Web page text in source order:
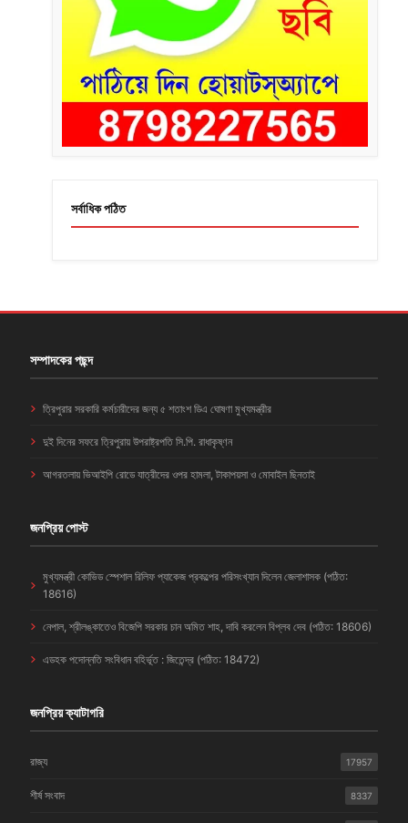
সর্বাধিক পঠিত
সম্পাদকের পছন্দ
ত্রিপুরার সরকারি কর্মচারীদের জন্য ৫ শতাংশ ডিএ ঘোষণা মুখ্যমন্ত্রীর
দুই দিনের সফরে ত্রিপুরায় উপরাষ্ট্রপতি সি.পি. রাধাকৃষ্ণন
আগরতলায় ভিআইপি রোডে যাত্রীদের ওপর হামলা, টাকাপয়সা ও মোবাইল ছিনতাই
জনপ্রিয় পোস্ট
মুখ্যমন্ত্রী কোভিড স্পেশাল রিলিফ প্যাকেজ প্রকল্পের পরিসংখ্যান দিলেন জেলাশাসক (পঠিত:
18616)
নেপাল, শ্রীলঙ্কাতেও বিজেপি সরকার চান অমিত শাহ, দাবি করলেন বিপ্লব দেব (পঠিত: 18606)
এডহক পদোন্নতি সংবিধান বহির্ভূত : জিতেন্দ্র (পঠিত: 18472)
জনপ্রিয় ক্যাটাগরি
রাজ্য 17957
শীর্ষ সংবাদ 8337